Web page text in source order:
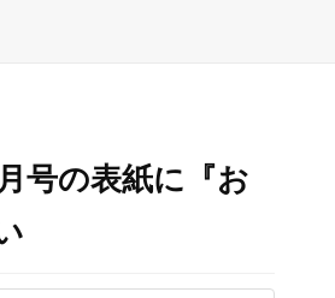
号の表紙に『お